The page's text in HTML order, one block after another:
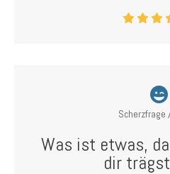
Scherzfrage
Was ist etwas,
dir